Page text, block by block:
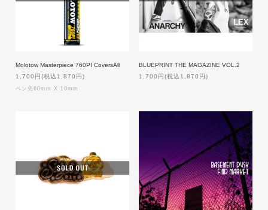
Molotow Masterpiece 760PI CoversAll
1,700円(税込1,870円)
ペン先60mm X 10mm
BLUEPRINT THE MAGAZINE VOL.2
1,700円(税込1,870円)